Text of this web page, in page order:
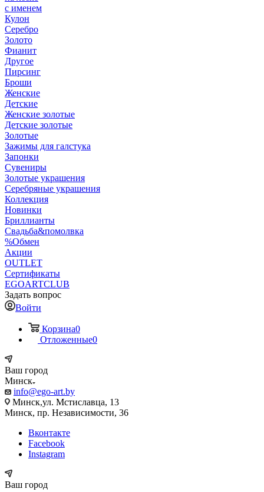
с именем
Кулон
Серебро
Золото
Фианит
Другое
Пирсинг
Броши
Женские
Детские
Женские золотые
Детские золотые
Золотые
Зажимы для галстука
Запонки
Сувениры
Золотые украшения
Серебряные украшения
Коллекция
Новинки
Бриллианты
Свадьба&помолвка
%Обмен
Акции
OUTLET
Сертификаты
EGOARTCLUB
Задать вопрос
Войти
Корзина0
Отложенные0
Ваш город
Минск
info@ego-art.by
Минск,ул. Мстиславца, 13
Минск, пр. Независимости, 36
Вконтакте
Facebook
Instagram
Ваш город